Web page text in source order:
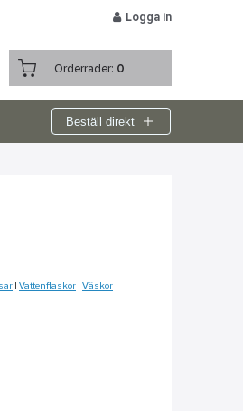
Logga in
Orderrader: 0
Beställ direkt
Vattenflaskor Väskor